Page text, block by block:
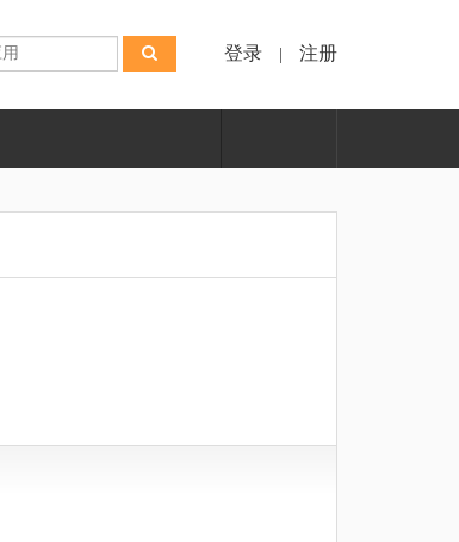
登录 注册